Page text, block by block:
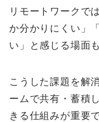
リモートワークで
か分かりにくい」
い」と感じる場面
こうした課題を解
ームで共有・蓄積
きる仕組みが重要で